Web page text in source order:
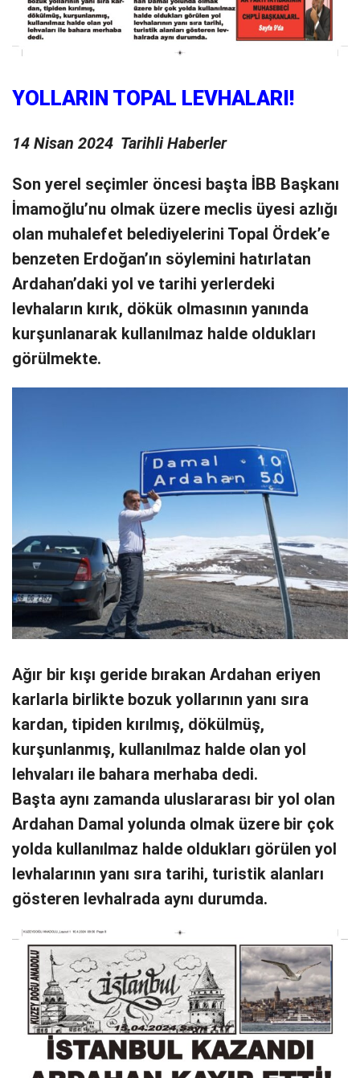
YOLLARIN TOPAL LEVHALARI!
14 Nisan 2024 Tarihli Haberler
Son yerel seçimler öncesi başta İBB Başkanı
İmamoğlu’nu olmak üzere meclis üyesi azlığı
olan muhalefet belediyelerini Topal Ördek’e
benzeten Erdoğan’ın söylemini hatırlatan
Ardahan’daki yol ve tarihi yerlerdeki
levhaların kırık, dökük olmasının yanında
kurşunlanarak kullanılmaz halde oldukları
görülmekte.
Ağır bir kışı geride bırakan Ardahan eriyen
karlarla birlikte bozuk yollarının yanı sıra
kardan, tipiden kırılmış, dökülmüş,
kurşunlanmış, kullanılmaz halde olan yol
lehvaları ile bahara merhaba dedi.
Başta aynı zamanda uluslararası bir yol olan
Ardahan Damal yolunda olmak üzere bir çok
yolda kullanılmaz halde oldukları görülen yol
levhalarının yanı sıra tarihi, turistik alanları
gösteren levhalrada aynı durumda.